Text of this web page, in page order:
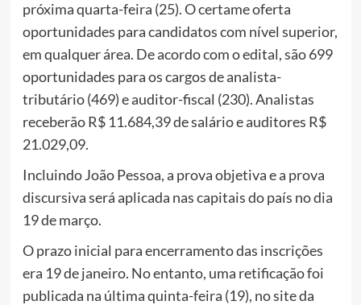
próxima quarta-feira (25). O certame oferta
oportunidades para candidatos com nível superior,
em qualquer área. De acordo com o edital, são 699
oportunidades para os cargos de analista-
tributário (469) e auditor-fiscal (230). Analistas
receberão R$ 11.684,39 de salário e auditores R$
21.029,09.
Incluindo João Pessoa, a prova objetiva e a prova
discursiva será aplicada nas capitais do país no dia
19 de março.
O prazo inicial para encerramento das inscrições
era 19 de janeiro. No entanto, uma retificação foi
publicada na última quinta-feira (19), no site da